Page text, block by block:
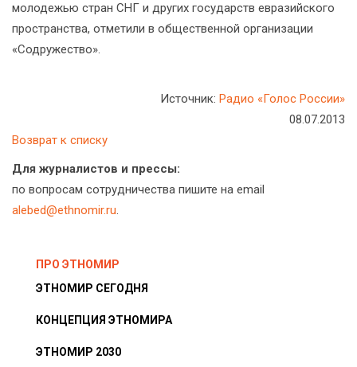
молодежью стран СНГ и других государств евразийского
пространства, отметили в общественной организации
«Содружество».
Источник: Радио «Голос России»
08.07.2013
Возврат к списку
Для журналистов и прессы:
по вопросам сотрудничества пишите на email
alebed@ethnomir.ru.
ПРО ЭТНОМИР
ЭТНОМИР СЕГОДНЯ
КОНЦЕПЦИЯ ЭТНОМИРА
ЭТНОМИР 2030